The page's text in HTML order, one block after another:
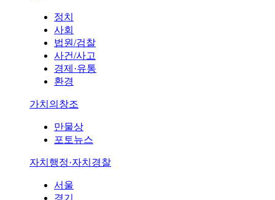
정치
사회
법원/검찰
사건/사고
경제·유통
환경
가치의창조
만물상
포토뉴스
자치행정·자치경찰
서울
경기